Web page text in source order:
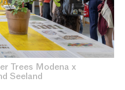
Trees Modena x
Seeland